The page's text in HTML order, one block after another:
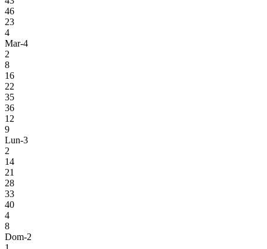
46
23
4
Mar-4
2
8
16
22
35
36
12
9
Lun-3
2
14
21
28
33
40
4
8
Dom-2